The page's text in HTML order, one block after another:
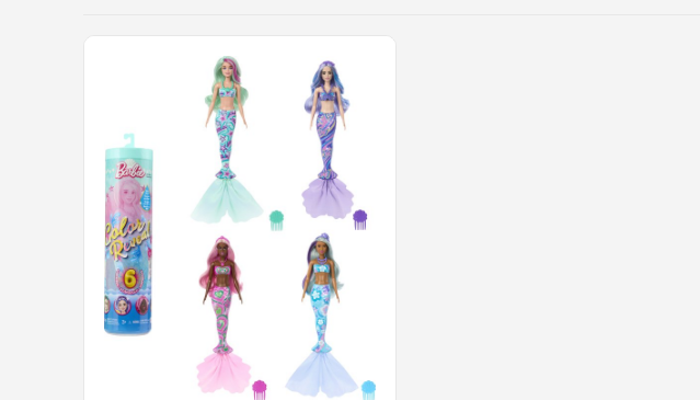
Alle merken →